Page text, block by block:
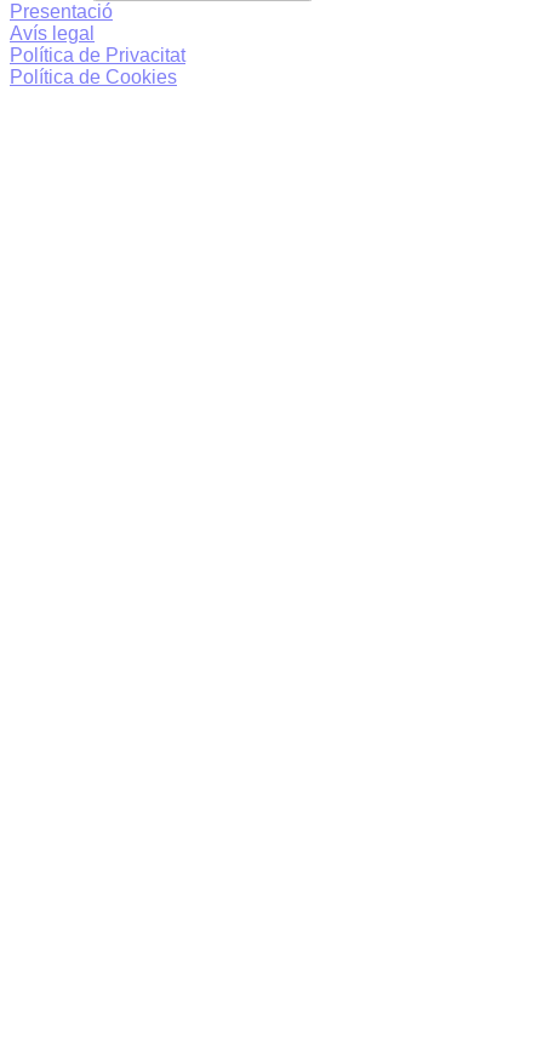
Presentació
Avís legal
Política de Privacitat
Política de Cookies